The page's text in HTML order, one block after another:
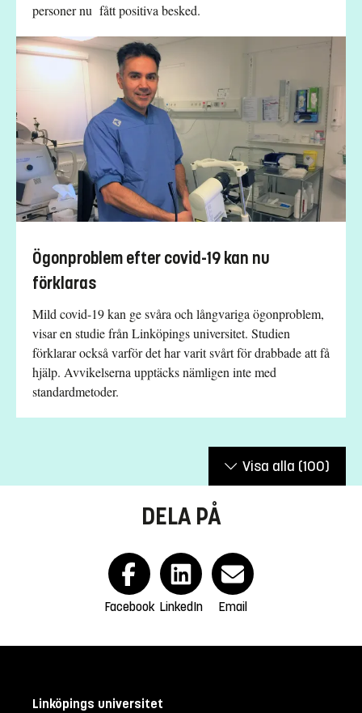
personer nu fått positiva besked.
Ögonproblem efter covid-19 kan nu
förklaras
Mild covid-19 kan ge svåra och långvariga ögonproblem,
visar en studie från Linköpings universitet. Studien
förklarar också varför det har varit svårt för drabbade att få
hjälp. Avvikelserna upptäcks nämligen inte med
standardmetoder.
Visa alla (100)
DELA PÅ
Facebook LinkedIn Email
Linköpings universitet